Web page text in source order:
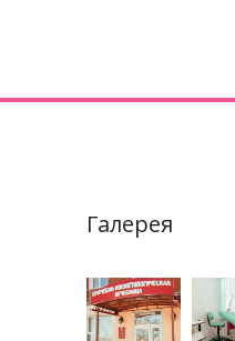
Галерея